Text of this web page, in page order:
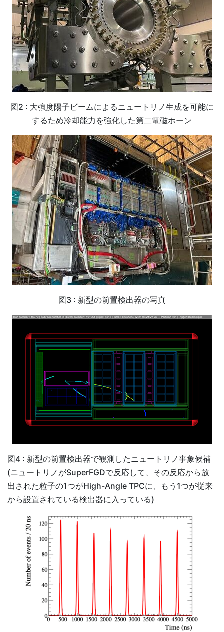
図2 : 大強度陽子ビームによるニュートリノ生成を可能に
するため冷却能力を強化した第二電磁ホーン
図3 : 新型の前置検出器の写真
図4 : 新型の前置検出器で観測したニュートリノ事象候補
(ニュートリノがSuperFGDで反応して、その反応から放
出された粒子の1つがHigh-Angle TPCに、もう1つが従来
から設置されている検出器に入っている)